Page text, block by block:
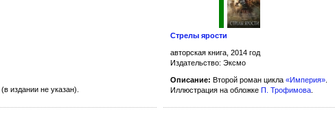
(в издании не указан).
Стрелы ярости
авторская книга, 2014 год
Издательство: Эксмо
Описание: Второй роман цикла«Империя»
Иллюстрация на обложкеП. Трофимова